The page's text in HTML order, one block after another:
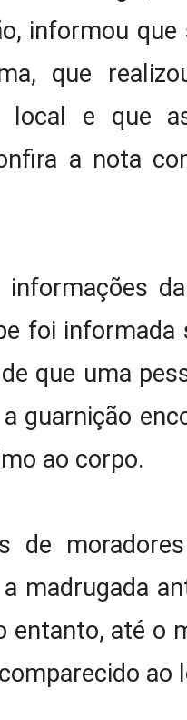
informou
que
local e que
a nota
informações
foi
que uma
guarnição
ao corpo.
de
madrugada
entanto, até o
ao